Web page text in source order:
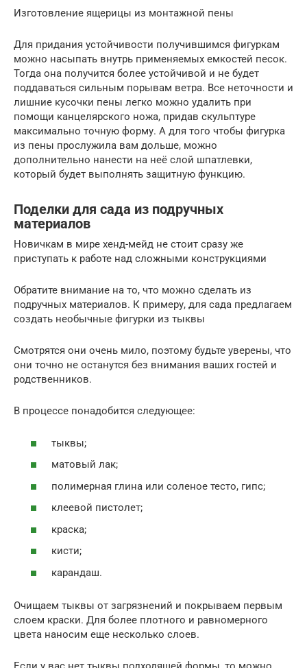
Изготовление ящерицы из монтажной пены
Для придания устойчивости получившимся фигуркам
можно насыпать внутрь применяемых емкостей песок.
Тогда она получится более устойчивой и не будет
поддаваться сильным порывам ветра. Все неточности и
лишние кусочки пены легко можно удалить при
помощи канцелярского ножа, придав скульптуре
максимально точную форму. А для того чтобы фигурка
из пены прослужила вам дольше, можно
дополнительно нанести на неё слой шпатлевки,
который будет выполнять защитную функцию.
Поделки для сада из подручных
материалов
Новичкам в мире хенд-мейд не стоит сразу же
приступать к работе над сложными конструкциями
Обратите внимание на то, что можно сделать из
подручных материалов. К примеру, для сада предлагаем
создать необычные фигурки из тыквы
Смотрятся они очень мило, поэтому будьте уверены, что
они точно не останутся без внимания ваших гостей и
родственников.
В процессе понадобится следующее:
тыквы;
матовый лак;
полимерная глина или соленое тесто, гипс;
клеевой пистолет;
краска;
кисти;
карандаш.
Очищаем тыквы от загрязнений и покрываем первым
слоем краски. Для более плотного и равномерного
цвета наносим еще несколько слоев.